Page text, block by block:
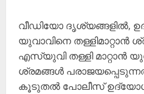
വീഡിയോ ദൃശ്യങ്ങളിൽ,
യുവാവിനെ തള്ളിമാറ്റാൻ
എസ്‌യുവി തള്ളി മാറ്റാൻ
ശ്രമങ്ങൾ
കൂടുതൽ പോലീസ്